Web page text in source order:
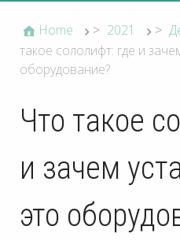
Home > 2021 >
такое сололифт: где и
оборудование?
Что такое
и зачем
это